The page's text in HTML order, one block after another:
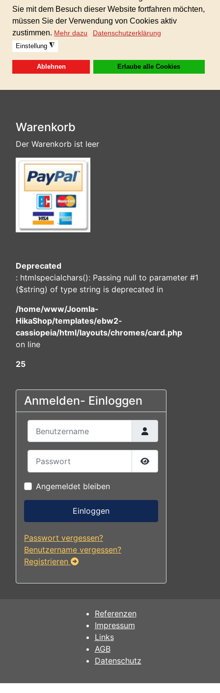
gewerblicher Lizenz für alle Ihre Projekte!
Format:WAV,mp3
Sofortdownload nach erhaltener Zahlung.
Diese AKM/GEMA/SUISA-freie Musikpaket ist in
Warenkorb
Der Warenkorb ist leer
Deprecated
: htmlspecialchars(): Passing null to parameter #1
($string) of type string is deprecated in
/home/www/Joomla-
HikaShop/templates/ebw2-
cassiopeia/html/layouts/chromes/card.php
on line
25
Anmelden- Einloggen
Passwort anzeigen
Angemeldet bleiben
Einloggen
Passwort vergessen?
Benutzername vergessen?
Registrieren
Referenzen
Impressum
Links
AGB
Datenschutz